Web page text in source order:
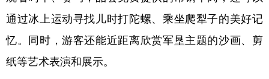
通过冰上运动寻找儿时打陀螺、乘坐爬犁子的美好记
忆。同时，游客还能近距离欣赏军垦主题的沙画、剪
纸等艺术表演和展示。